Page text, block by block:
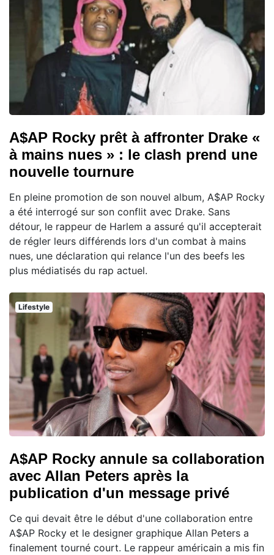
A$AP Rocky prêt à affronter Drake «
à mains nues » : le clash prend une
nouvelle tournure
En pleine promotion de son nouvel album, A$AP Rocky
a été interrogé sur son conflit avec Drake. Sans
détour, le rappeur de Harlem a assuré qu'il accepterait
de régler leurs différends lors d'un combat à mains
nues, une déclaration qui relance l'un des beefs les
plus médiatisés du rap actuel.
Lifestyle
A$AP Rocky annule sa collaboration
avec Allan Peters après la
publication d'un message privé
Ce qui devait être le début d'une collaboration entre
A$AP Rocky et le designer graphique Allan Peters a
finalement tourné court. Le rappeur américain a mis fin